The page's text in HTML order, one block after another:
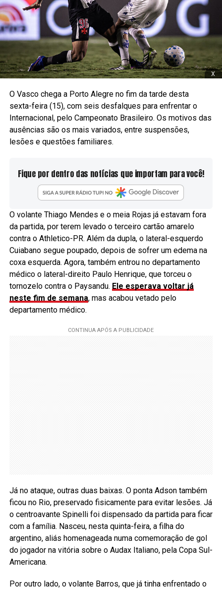
x
O Vasco chega a Porto Alegre no fim da tarde desta
sexta-feira (15), com seis desfalques para enfrentar o
Internacional, pelo Campeonato Brasileiro. Os motivos das
ausências são os mais variados, entre suspensões,
lesões e questões familiares.
Fique por dentro das notícias que importam para você!
O volante Thiago Mendes e o meia Rojas já estavam fora
da partida, por terem levado o terceiro cartão amarelo
contra o Athletico-PR. Além da dupla, o lateral-esquerdo
Cuiabano segue poupado, depois de sofrer um edema na
coxa esquerda. Agora, também entrou no departamento
médico o lateral-direito Paulo Henrique, que torceu o
tornozelo contra o Paysandu. Ele esperava voltar já
neste fim de semana, mas acabou vetado pelo
departamento médico.
Já no ataque, outras duas baixas. O ponta Adson também
ficou no Rio, preservado fisicamente para evitar lesões. Já
o centroavante Spinelli foi dispensado da partida para ficar
com a família. Nasceu, nesta quinta-feira, a filha do
argentino, aliás homenageada numa comemoração de gol
do jogador na vitória sobre o Audax Italiano, pela Copa Sul-
Americana.
Por outro lado, o volante Barros, que já tinha enfrentado o